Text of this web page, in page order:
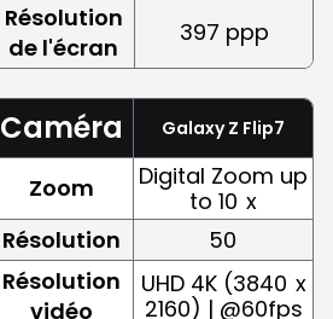
Résolution
de l'écran
397 ppp
Caméra Galaxy Z Flip7
Zoom
Digital Zoom up
to 10 x
Résolution
50
Résolution
vidéo
UHD 4K (3840 x
2160) | @60fps